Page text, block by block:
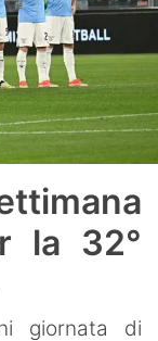
la 32°
giornata di